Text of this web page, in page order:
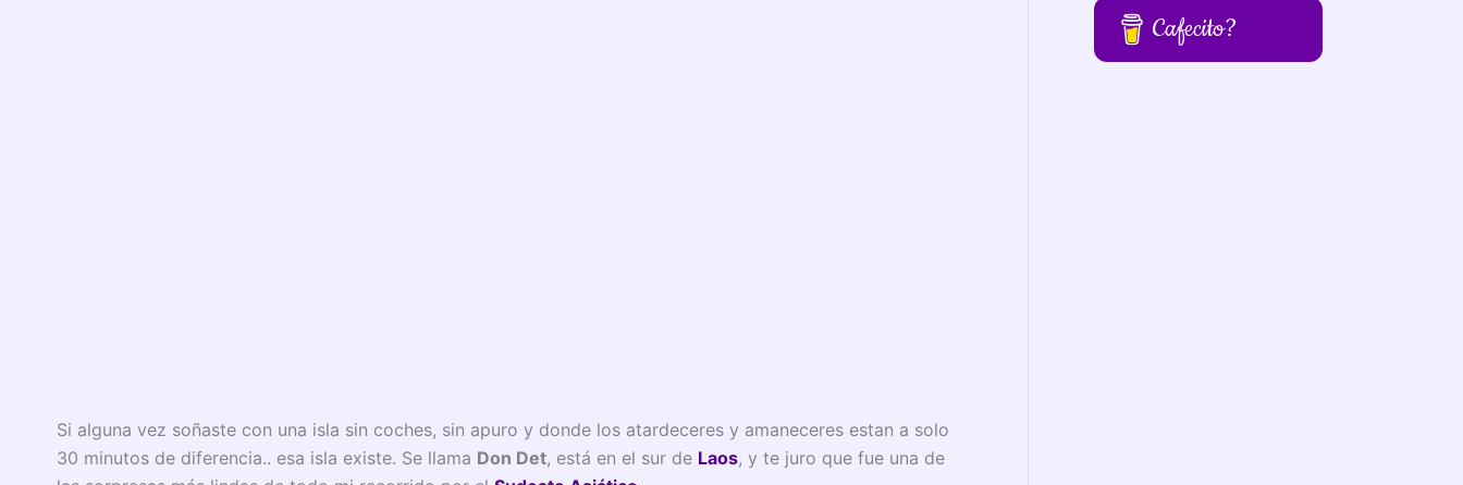
Si alguna vez soñaste con una isla sin coches, sin apuro y donde los atardeceres y amaneceres estan a solo
30 minutos de diferencia.. esa isla existe. Se llama Don Det, está en el sur de Laos, y te juro que fue una de
Cafecito?